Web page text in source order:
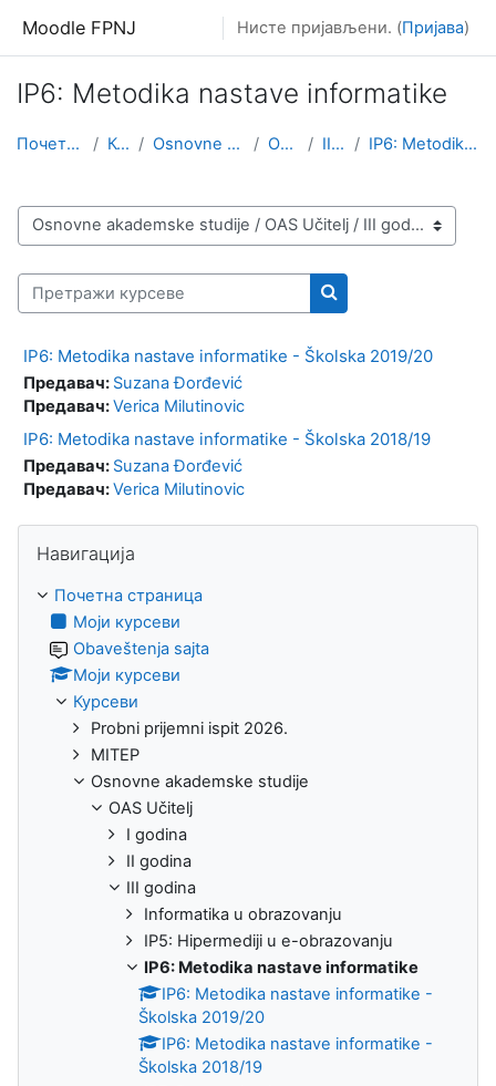
Moodle FPNJ Нисте пријављени. (Пријава)
IP6: Metodika nastave informatike
Почетна страница Курсеви Osnovne akademske studije OAS Učitelj III godina IP6: Metodika nastave informatike
Категорије курсева
Претражи курсеве
Претражи курсеве
IP6: Metodika nastave informatike - Školska 2019/20
Предавач: Suzana Đorđević
Предавач:Verica Milutinovic
IP6: Metodika nastave informatike - Školska 2018/19
Предавач: Suzana Đorđević
Предавач:Verica Milutinovic
Навигација
Почетна страница
Моји курсеви
Obaveštenja sajta
Моји курсеви
Курсеви
Probni prijemni ispit 2026.
MITEP
Osnovne akademske studije
OAS Učitelj
I godina
II godina
III godina
Informatika u obrazovanju
IP5: Hipermediji u e-obrazovanju
IP6: Metodika nastave informatike
IP6: Metodika nastave informatike -
Školska 2019/20
IP6: Metodika nastave informatike -
Školska 2018/19